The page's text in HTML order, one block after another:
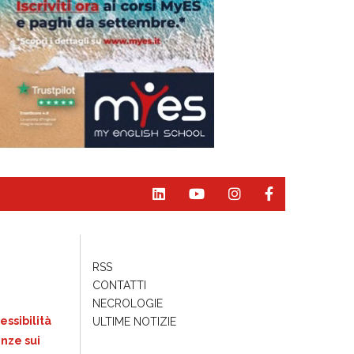
sui
RSS
CONTATTI
NECROLOGIE
ULTIME NOTIZIE